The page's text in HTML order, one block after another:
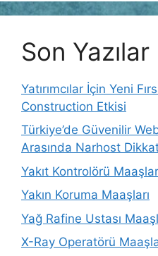
Son Yazılar
Yatırımcılar İçin Yeni
Construction Etkisi
Türkiye’de Güvenilir
Arasında Narhost
Yakıt Kontrolörü
Yakın Koruma Maaşları
Yağ Rafine Ustası
X-Ray Operatörü